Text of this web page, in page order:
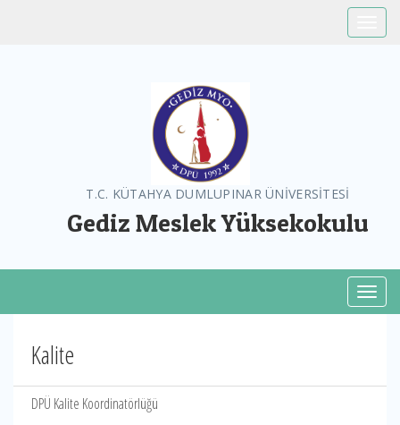
T.C. KÜTAHYA DUMLUPINAR ÜNİVERSİTESİ
Gediz Meslek Yüksekokulu
Kalite
DPÜ Kalite Koordinatörlüğü